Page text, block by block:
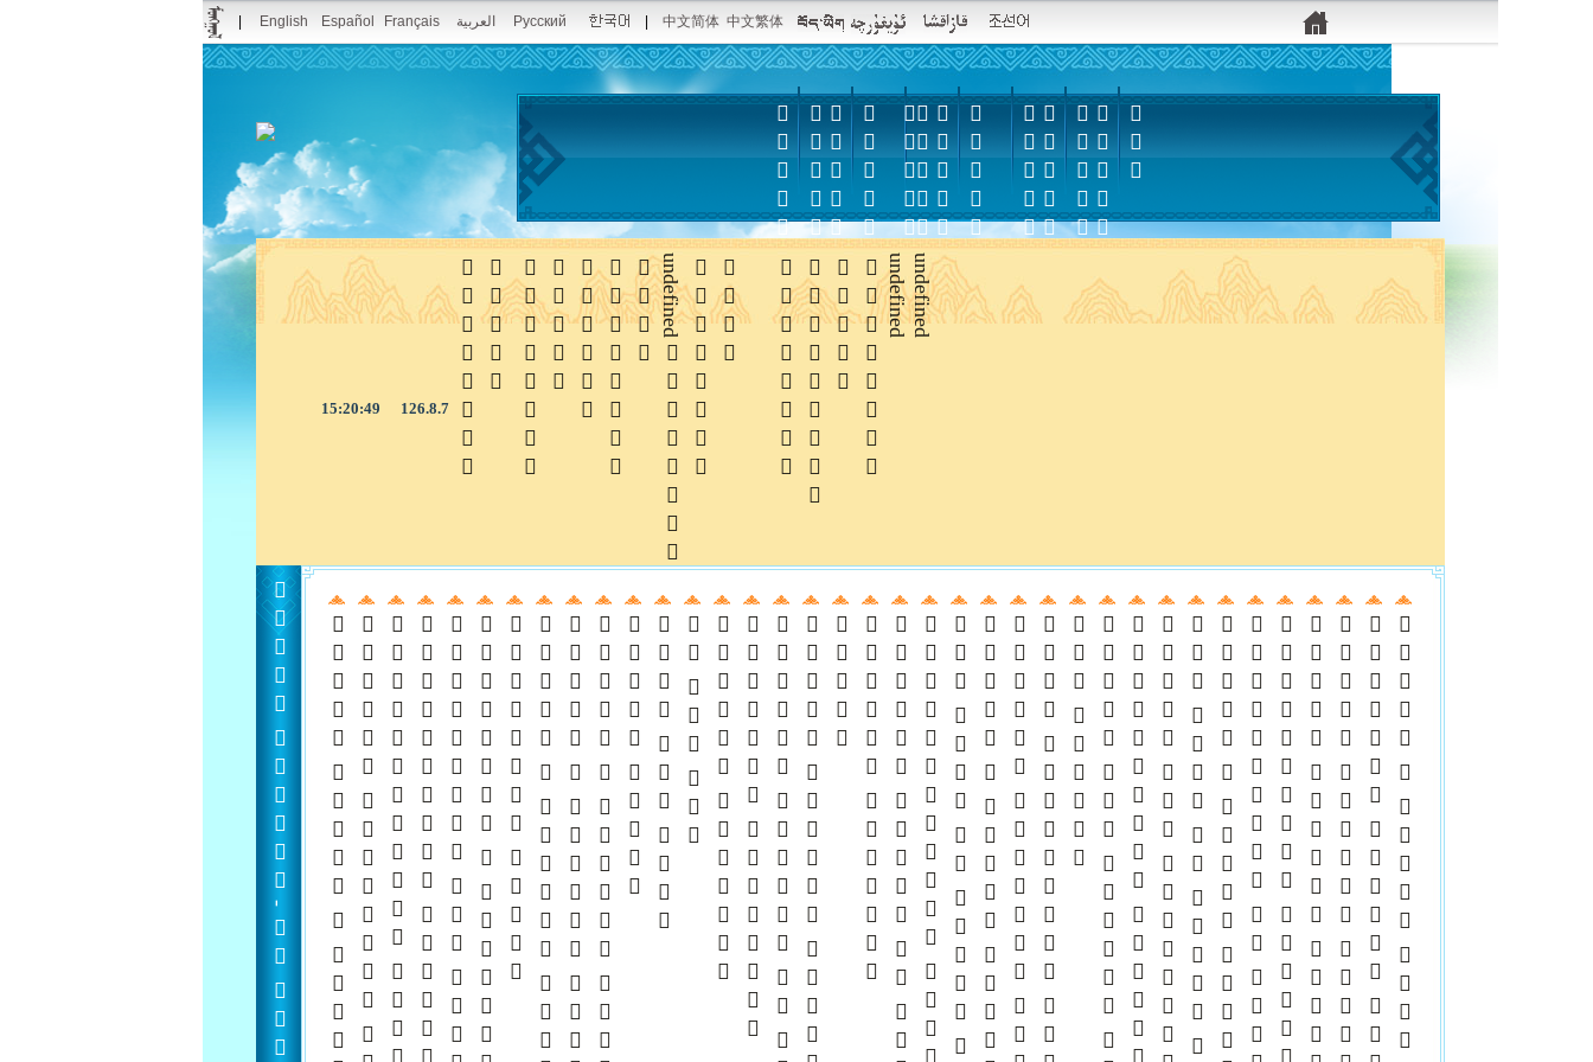
English Español Français العربية Русский 中文简体 中文繁体

 
  

 
 

15:20:49 126.8.7

 

undefined




 undefined
undefined




  -                                   